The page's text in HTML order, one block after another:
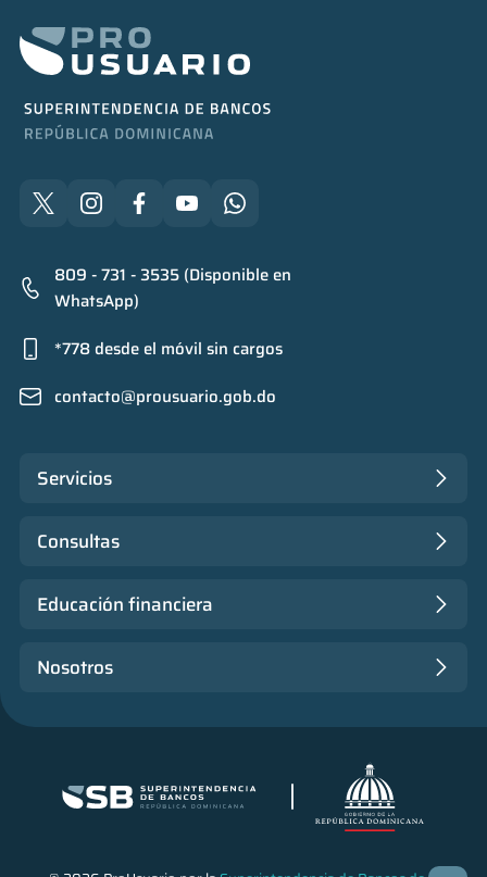
809 - 731 - 3535 (Disponible en
WhatsApp)
*778 desde el móvil sin cargos
contacto@prousuario.gob.do
Servicios
Consultas
Educación financiera
Nosotros